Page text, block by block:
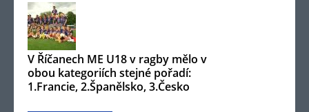
V Říčanech ME U18 v ragby mělo v
obou kategoriích stejné pořadí:
1.Francie, 2.Španělsko, 3.Česko